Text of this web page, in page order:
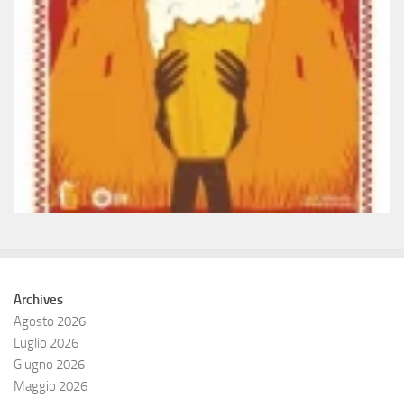
Archives
Agosto 2026
Luglio 2026
Giugno 2026
Maggio 2026